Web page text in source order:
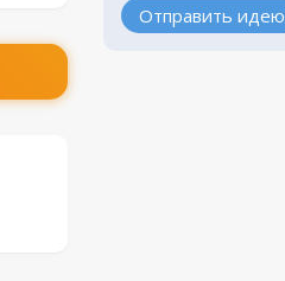
Отправить идею